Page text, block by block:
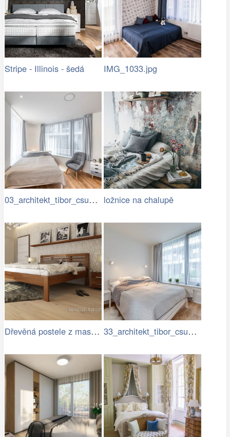
Stripe - Illinois - šedá IMG_1033.jpg
03_architekt_tibor_csukas_byty_Luka.jpg ložnice na chalupě
Dřevěná postele z masivu GABRIELA BUK… 33_architekt_tibor_csukas_byty_Luka.jpg